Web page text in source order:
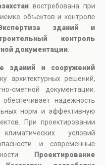
востребована при
объектов и контроле
зданий и
контроль
документации
зданий и сооружений
архитектурных решений,
сметной документации.
обеспечивает надежность
норм и эффективную
При проектировании
условий
и современные
Проектирование